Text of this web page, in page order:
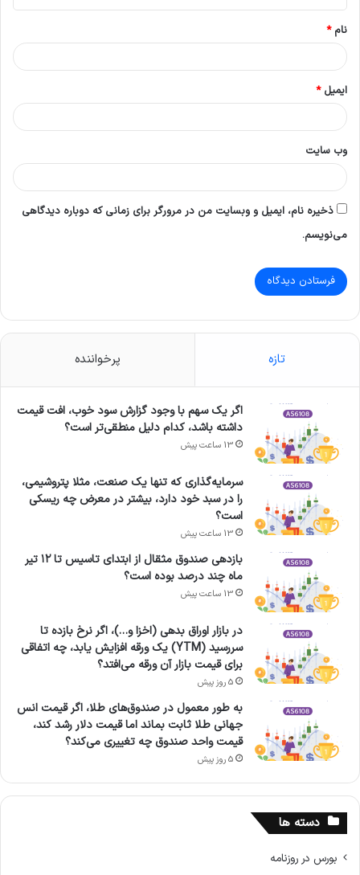
*
نام*
ایمیل*
وب‌ سایت
ذخیره نام، ایمیل و وبسایت من در مرورگر برای زمانی که دوباره دیدگاهی
می‌نویسم.
تازه پرخواننده
اگر یک سهم با وجود گزارش سود خوب، افت قیمت
داشته باشد، کدام دلیل منطقی‌تر است؟
13 ساعت پیش
سرمایه‌گذاری که تنها یک صنعت، مثلا پتروشیمی،
را در سبد خود دارد، بیشتر در معرض چه ریسکی
است؟
13 ساعت پیش
بازدهی صندوق مثقال از ابتدای تاسیس تا ۱۲ تیر
ماه چند درصد بوده است؟
13 ساعت پیش
در بازار اوراق بدهی (اخزا و…)، اگر نرخ بازده تا
سررسید (YTM) یک ورقه افزایش یابد، چه اتفاقی
برای قیمت بازار آن ورقه می‌افتد؟
5 روز پیش
به طور معمول در صندوق‌های طلا، اگر قیمت انس
جهانی طلا ثابت بماند اما قیمت دلار رشد کند،
قیمت واحد صندوق چه تغییری می‌کند؟
5 روز پیش
دسته ها
بورس در روزنامه